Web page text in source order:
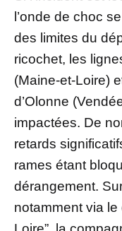
l’onde de choc
des limites du
ricochet, les
(Maine-et-Loire)
d’Olonne
impactées. De
retards
rames étant
dérangement.
notamment via le